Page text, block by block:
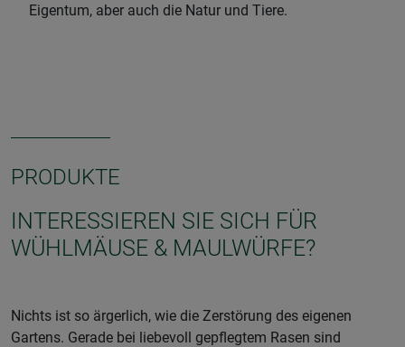
Eigentum, aber auch die Natur und Tiere.
PRODUKTE
INTERESSIEREN SIE SICH FÜR
WÜHLMÄUSE & MAULWÜRFE?
Nichts ist so ärgerlich, wie die Zerstörung des eigenen
Gartens. Gerade bei liebevoll gepflegtem Rasen sind